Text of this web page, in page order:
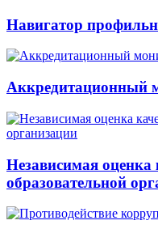
Навигатор
Аккредитационный
Независимая оценка
образовательной